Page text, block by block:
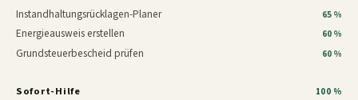
Instandhaltungsrücklagen-Planer 65 %
Energieausweis erstellen 60 %
Grundsteuerbescheid prüfen 60 %
Sofort-Hilfe 100 %